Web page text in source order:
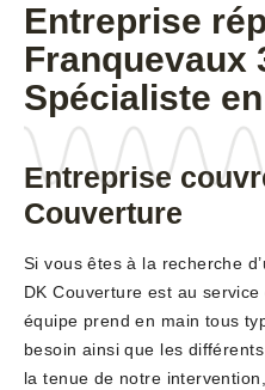
Entreprise
Franquevaux
Spécialiste
Entreprise
Couverture
Si vous êtes à la recherche
DK Couverture est au
équipe prend en main tous
besoin ainsi que les
la tenue de notre